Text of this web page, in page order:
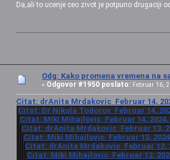
Da,ali to ucenje ceo zivot je potpuno drugaciji
Odg: Kako promena vremena na
« Odgovor #1950 poslato: Februar 16,
Citat: drAnita Mrdakovic Februar 14,
Citat: Dr Nikola Todorov Februar 14,
Citat: Miki Mihajlovic Februar 14, 2024,
Citat: drAnita Mrdakovic Februar 13,
Citat: Miki Mihajlovic Februar 13,
Citat: drAnita Mrdakovic Februar 12,
Citat: Miki Mihajlovic Februar 12,